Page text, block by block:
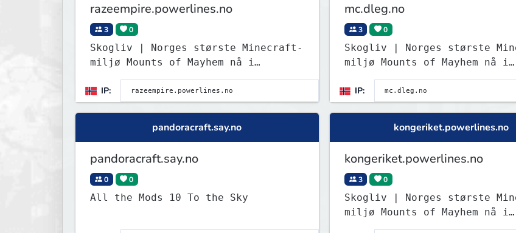
razeempire.powerlines.no
3 0
Skogliv | Norges største Minecraft-
miljø Mounts of Mayhem nå i
Survival! Test det nye spydet!
IP:
mc.dleg.no
3 0
Skogliv | Norges største
miljø Mounts of Mayhem nå i
Survival! Test det nye
IP:
pandoracraft.say.no
pandoracraft.say.no
0 0
All the Mods 10 To the Sky
kongeriket.powerlines.no
kongeriket.powerlines.no
3 0
Skogliv | Norges største
miljø Mounts of Mayhem nå i
Survival! Test det nye